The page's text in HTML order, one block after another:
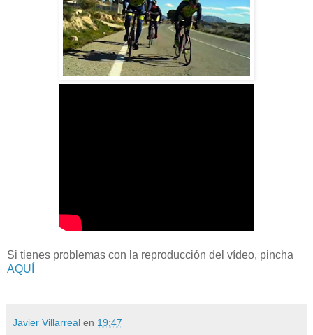
Si tienes problemas con la reproducción del vídeo, pincha
AQUÍ
Javier Villarreal en 19:47